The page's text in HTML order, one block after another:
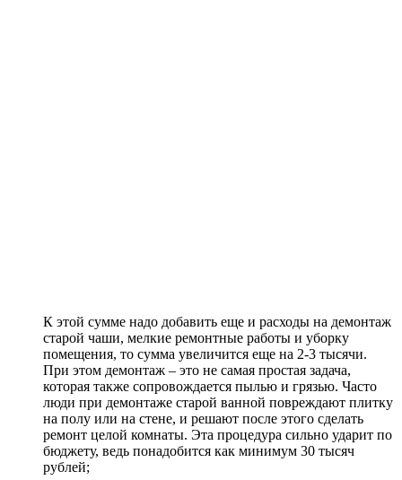
К этой сумме надо добавить еще и расходы на демонтаж
старой чаши, мелкие ремонтные работы и уборку
помещения, то сумма увеличится еще на 2-3 тысячи.
При этом демонтаж – это не самая простая задача,
которая также сопровождается пылью и грязью. Часто
люди при демонтаже старой ванной повреждают плитку
на полу или на стене, и решают после этого сделать
ремонт целой комнаты. Эта процедура сильно ударит по
бюджету, ведь понадобится как минимум 30 тысяч
рублей;